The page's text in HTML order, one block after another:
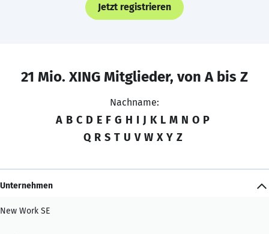
Jetzt registrieren
21 Mio. XING Mitglieder, von A bis Z
Nachname:
A B C D E F G H I J K L M N O P
Q R S T U V W X Y Z
Unternehmen
New Work SE